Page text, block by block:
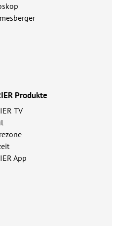
Produkte
TV
App